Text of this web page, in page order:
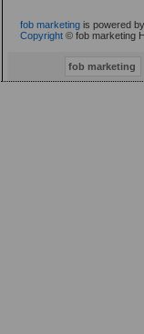
fob marketing is powered by
Copyright © fob marketing
fob marketing